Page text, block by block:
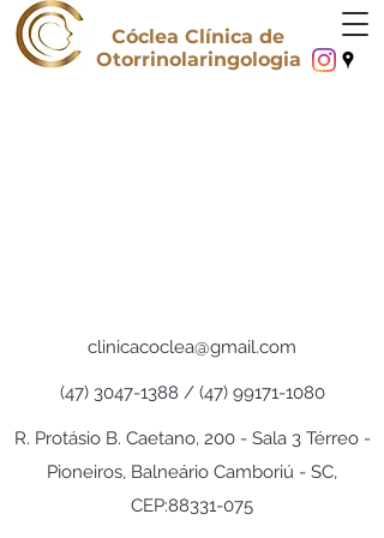
Cóclea Clínica de
Otorrinolaringologia
clinicacoclea@gmail.com
(47) 3047-1388 / (47) 99171-1080
R. Protásio B. Caetano, 200 - Sala 3 Térreo -
Pioneiros, Balneário Camboriú - SC,
CEP:88331-075